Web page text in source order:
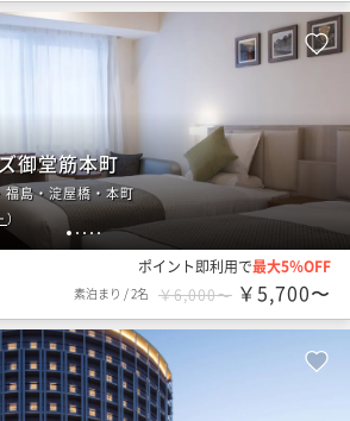
1 2345
御堂筋本町
島・淀屋橋・本町
）
ポイント即利用で最大5％OFF
素泊まり /2名 ￥6,000〜 ￥5,700〜